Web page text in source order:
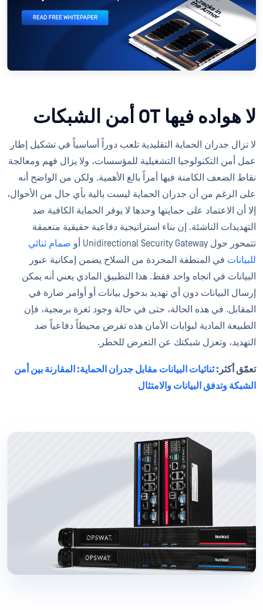
لا هواده فيها OT أمن الشبكات
لا تزال جدران الحماية التقليدية تلعب دوراً أساسياً في تشكيل إطار
عمل أمن التكنولوجيا التشغيلية للمؤسسات، ولا يزال فهم ومعالجة
نقاط الضعف الكامنة فيها أمراً بالغ الأهمية. ولكن من الواضح أنه
على الرغم من أن جدران الحماية ليست بالية بأي حال من الأحوال،
إلا أن الاعتماد على حمايتها وحدها لا يوفر الحماية الكافية ضد
التهديدات الناشئة. إن بناء استراتيجية دفاعية حقيقية متعمقة
تتمحور حول Unidirectional Security Gateway أو
صمام ثنائي
للبيانات في المنطقة المجردة من السلاح يضمن إمكانية عبور
البيانات في اتجاه واحد فقط. هذا التطبيق المادي يعني أنه يمكن
إرسال البيانات دون أي تهديد بدخول بيانات أو أوامر ضارة في
المقابل. في هذه الحالة، حتى في حالة وجود ثغرة برمجية، فإن
الطبيعة المادية لبوابات الأمان هذه تفرض محيطاً دفاعياً ضد
التهديد، وتعزل شبكتك عن التعرض للخطر.
تعمّق أكثر:ثنائيات البيانات مقابل جدران الحماية: المقارنة بين أمن
الشبكة وتدفق البيانات والامتثال